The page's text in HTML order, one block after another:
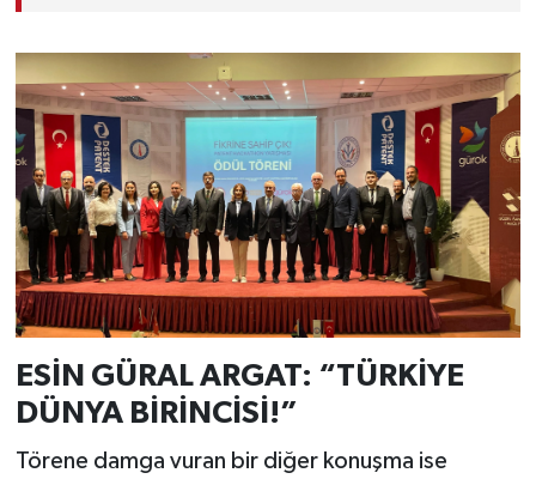
ESİN GÜRAL ARGAT: “TÜRKİYE
DÜNYA BİRİNCİSİ!”
Törene damga vuran bir diğer konuşma ise